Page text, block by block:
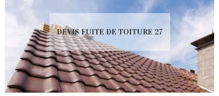
DEVIS FUITE DE TOITURE 27